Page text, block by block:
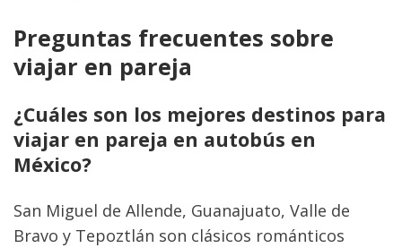
Preguntas frecuentes sobre
viajar en pareja
¿Cuáles son los mejores destinos para
viajar en pareja en autobús en
México?
San Miguel de Allende, Guanajuato, Valle de
Bravo y Tepoztlán son clásicos románticos